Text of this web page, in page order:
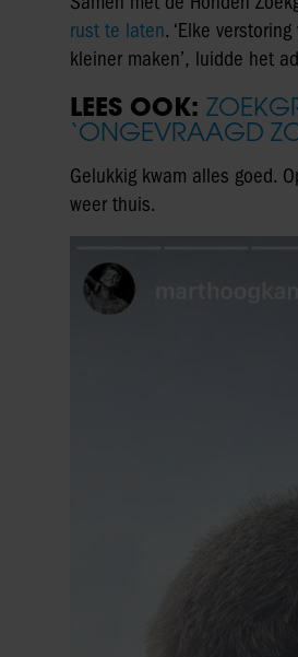
rust te laten. ‘Elke
kleiner maken’, luidde het
LEES OOK:
‘ONGEVRAAGD
Gelukkig kwam alles goed.
weer thuis.